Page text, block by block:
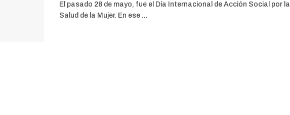
El pasado 28 de mayo, fue el Día Internacional de Acción Social por la
Salud de la Mujer. En ese ...